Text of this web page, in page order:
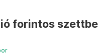
forintos